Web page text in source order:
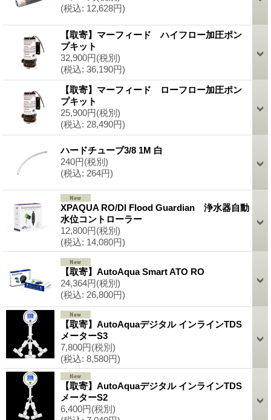
(税込: 12,628円)
【取寄】マーフィード ハイフロー加圧ポン
プキット
32,900円(税別)
(税込: 36,190円)
【取寄】マーフィード ローフロー加圧ポン
プキット
25,900円(税別)
(税込: 28,490円)
ハードチューブ3/8 1M 白
240円(税別)
(税込: 264円)
XPAQUA RO/DI Flood Guardian 浄水器自動
水位コントローラー
12,800円(税別)
(税込: 14,080円)
【取寄】AutoAqua Smart ATO RO
24,364円(税別)
(税込: 26,800円)
【取寄】AutoAquaデジタル インラインTDS
メーターS3
7,800円(税別)
(税込: 8,580円)
【取寄】AutoAquaデジタル インラインTDS
メーターS2
6,400円(税別)